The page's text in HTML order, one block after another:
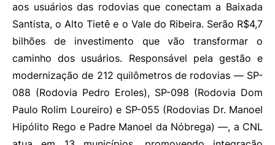
aos usuários das rodovias que conectam a Baixada
Santista, o Alto Tietê e o Vale do Ribeira. Serão R$4,7
bilhões de investimento que vão transformar o
caminho dos usuários. Responsável pela gestão e
modernização de 212 quilômetros de rodovias — SP-
088 (Rodovia Pedro Eroles), SP-098 (Rodovia Dom
Paulo Rolim Loureiro) e SP-055 (Rodovias Dr. Manoel
Hipólito Rego e Padre Manoel da Nóbrega) —, a CNL